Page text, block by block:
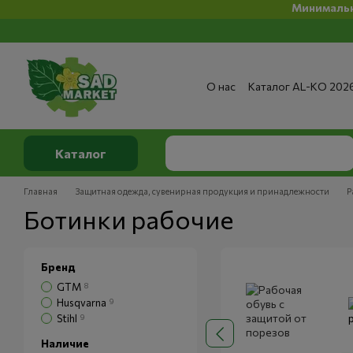
Минимальная сумма
О нас Каталог AL-KO
Публичный договор
Каталог
Главная Защитная одежда, сувенирная продукция и принадлежности
Ботинки рабочие
Бренд
GTM 8
Husqvarna 9
Stihl 9
Наличие